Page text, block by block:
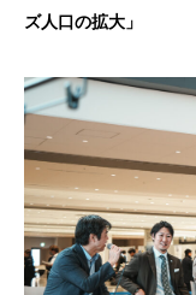
ズ人口の拡大」